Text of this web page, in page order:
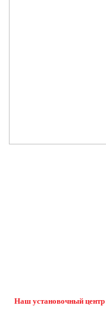
Наш установочный центр